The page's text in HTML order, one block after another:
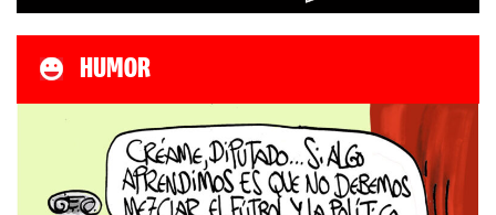
HUMOR